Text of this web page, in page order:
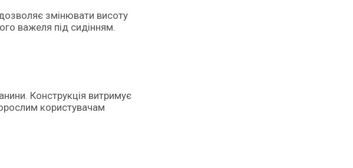
змінювати висоту
важеля під сидінням.
Конструкція витримує
користувачам